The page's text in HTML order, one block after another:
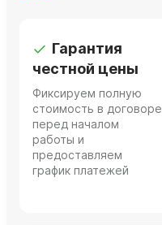
Гарантия
честной цены
Фиксируем полную
стоимость в договоре
перед началом
работы и
предоставляем
график платежей